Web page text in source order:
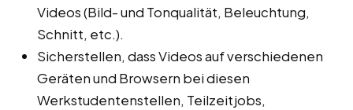
Videos (Bild- und Tonqualität, Beleuchtung,
Schnitt, etc.).
Sicherstellen, dass Videos auf verschiedenen
Geräten und Browsern bei diesen
Werkstudentenstellen, Teilzeitjobs,